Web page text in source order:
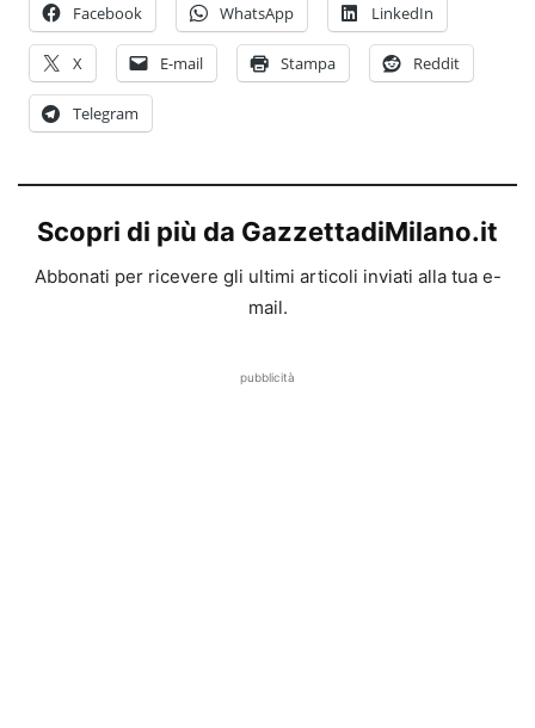
Facebook WhatsApp LinkedIn
X E-mail Stampa Reddit
Telegram
Scopri di più da GazzettadiMilano.it
Abbonati per ricevere gli ultimi articoli inviati alla tua e-
mail.
pubblicità